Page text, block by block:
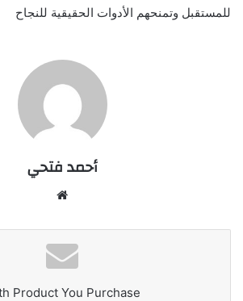
للمستقبل وتمنحهم الأدوات الحقيقية للنجاح
أحمد فتحي
Product You Purchase